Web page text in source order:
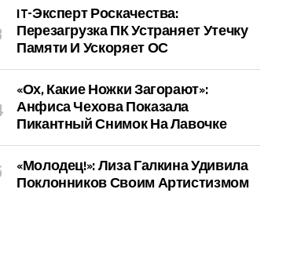
IT-Эксперт Роскачества:
Перезагрузка ПК Устраняет Утечку
Памяти И Ускоряет ОС
«Ох, Какие Ножки Загорают»:
Анфиса Чехова Показала
Пикантный Снимок На Лавочке
«Молодец!»: Лиза Галкина Удивила
Поклонников Своим Артистизмом